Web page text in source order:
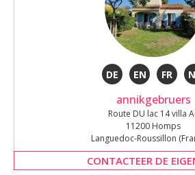
DE EN FR
annikgebruers
Route DU lac 14 villa
11200 Homps
Languedoc-Roussillon
CONTACTEER DE